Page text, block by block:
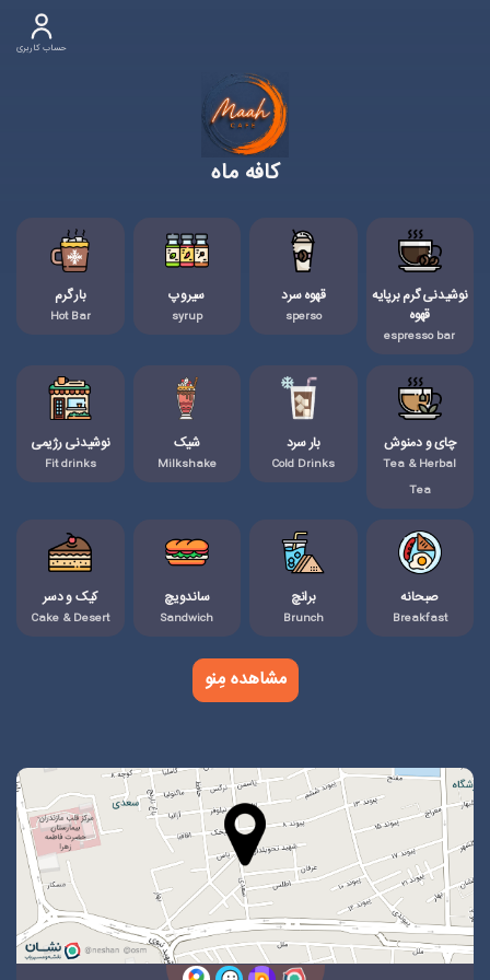
حساب کاربری
کافه ماه
نوشیدنی گرم برپایه
قهوه
espresso bar
قهوه سرد
sperso
سیروپ
syrup
بار گرم
Hot Bar
چای و دمنوش
Tea & Herbal
Tea
بار سرد
Cold Drinks
شیک
Milkshake
نوشیدنی رژیمی
Fit drinks
صبحانه
Breakfast
برانچ
Brunch
ساندویچ
Sandwich
کیک و دسر
Cake & Desert
مشاهده مِنو